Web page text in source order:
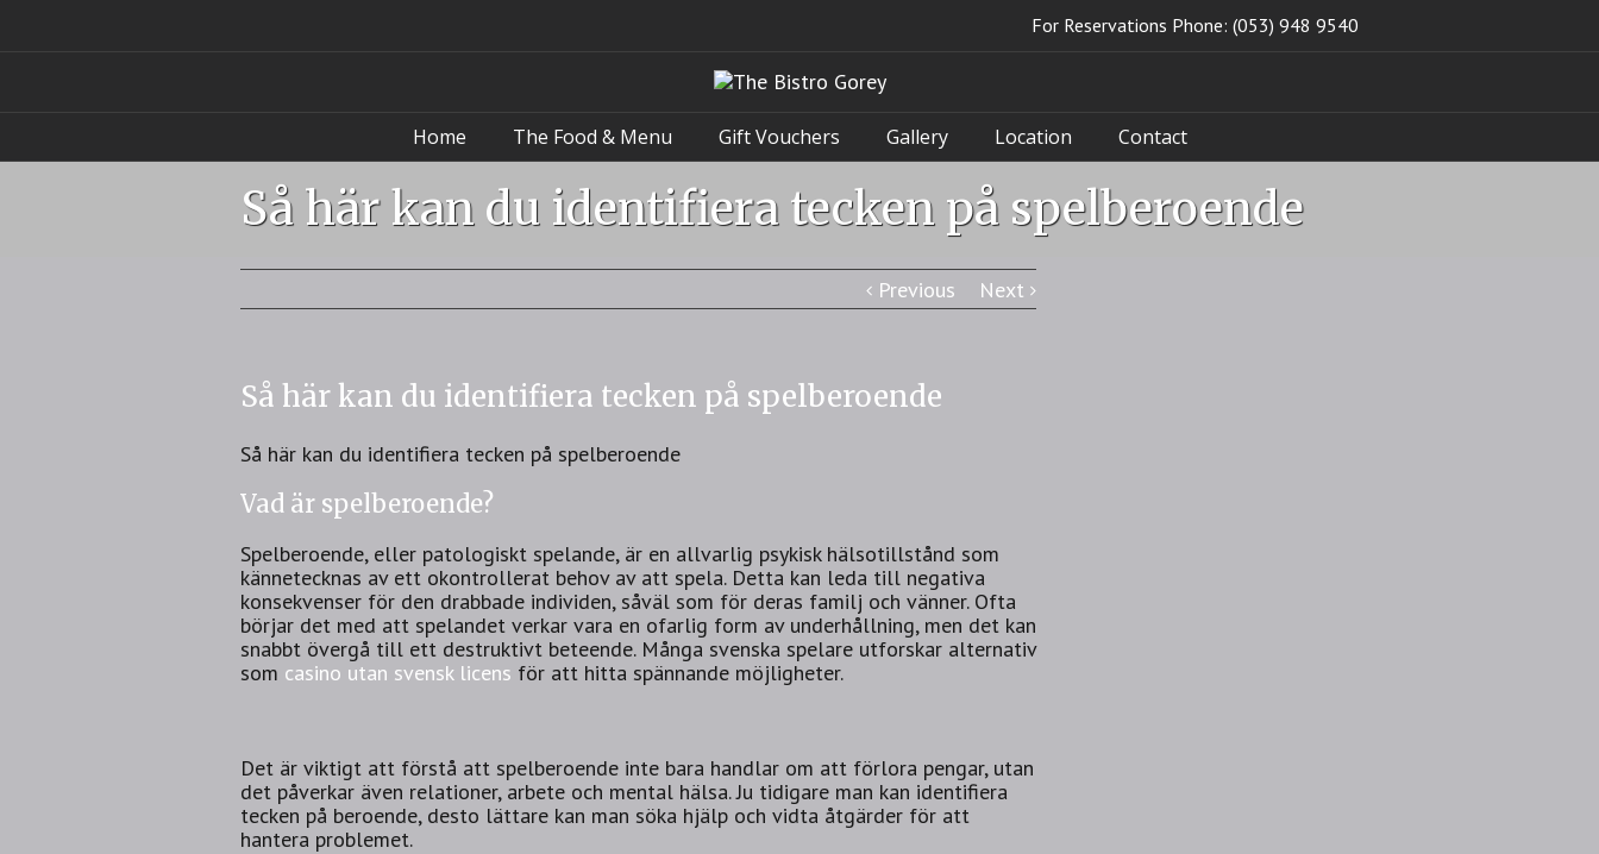
For Reservations Phone: (053) 948 9540
Home The Food & Menu Gift Vouchers Gallery Location Contact
Så här kan du identifiera tecken på spelberoende
Previous Next
Så här kan du identifiera tecken på spelberoende
Så här kan du identifiera tecken på spelberoende
Vad är spelberoende?
Spelberoende, eller patologiskt spelande, är en allvarlig psykisk hälsotillstånd som
kännetecknas av ett okontrollerat behov av att spela. Detta kan leda till negativa
konsekvenser för den drabbade individen, såväl som för deras familj och vänner. Ofta
börjar det med att spelandet verkar vara en ofarlig form av underhållning, men det kan
snabbt övergå till ett destruktivt beteende. Många svenska spelare utforskar alternativ
som casino utan svensk licens för att hitta spännande möjligheter.
Det är viktigt att förstå att spelberoende inte bara handlar om att förlora pengar, utan
det påverkar även relationer, arbete och mental hälsa. Ju tidigare man kan identifiera
tecken på beroende, desto lättare kan man söka hjälp och vidta åtgärder för att
hantera problemet.